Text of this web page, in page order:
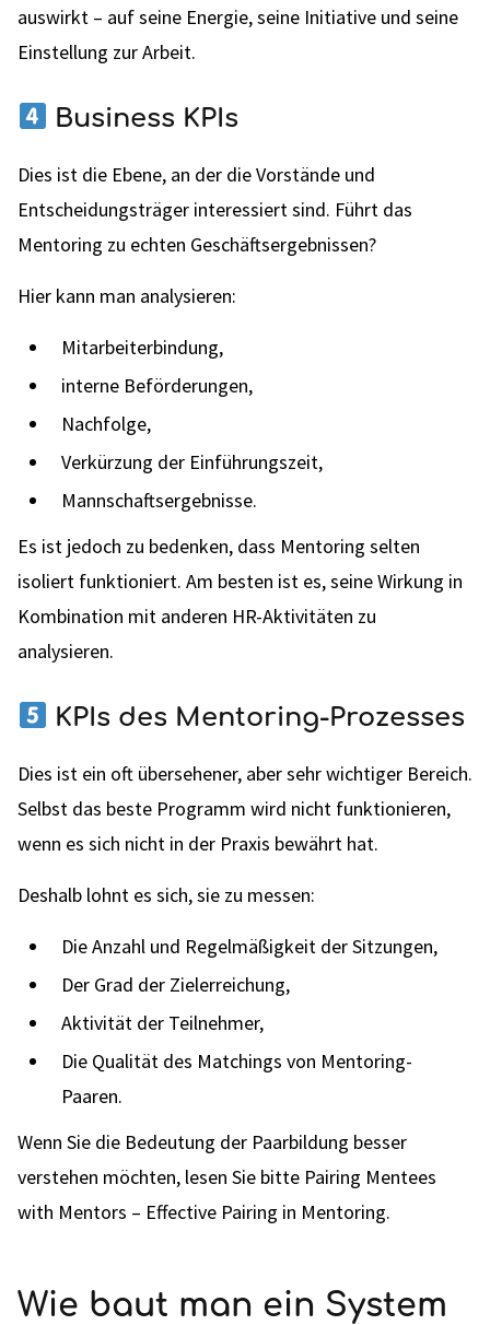
auswirkt – auf seine Energie, seine Initiative und seine
Einstellung zur Arbeit.
Business KPIs
Dies ist die Ebene, an der die Vorstände und
Entscheidungsträger interessiert sind. Führt das
Mentoring zu echten Geschäftsergebnissen?
Hier kann man analysieren:
Mitarbeiterbindung,
interne Beförderungen,
Nachfolge,
Verkürzung der Einführungszeit,
Mannschaftsergebnisse.
Es ist jedoch zu bedenken, dass Mentoring selten
isoliert funktioniert. Am besten ist es, seine Wirkung in
Kombination mit anderen HR-Aktivitäten zu
analysieren.
KPIs des Mentoring-Prozesses
Dies ist ein oft übersehener, aber sehr wichtiger Bereich.
Selbst das beste Programm wird nicht funktionieren,
wenn es sich nicht in der Praxis bewährt hat.
Deshalb lohnt es sich, sie zu messen:
Die Anzahl und Regelmäßigkeit der Sitzungen,
Der Grad der Zielerreichung,
Aktivität der Teilnehmer,
Die Qualität des Matchings von Mentoring-
Paaren.
Wenn Sie die Bedeutung der Paarbildung besser
verstehen möchten, lesen Sie bitte Pairing Mentees
with Mentors – Effective Pairing in Mentoring.
Wie baut man ein System